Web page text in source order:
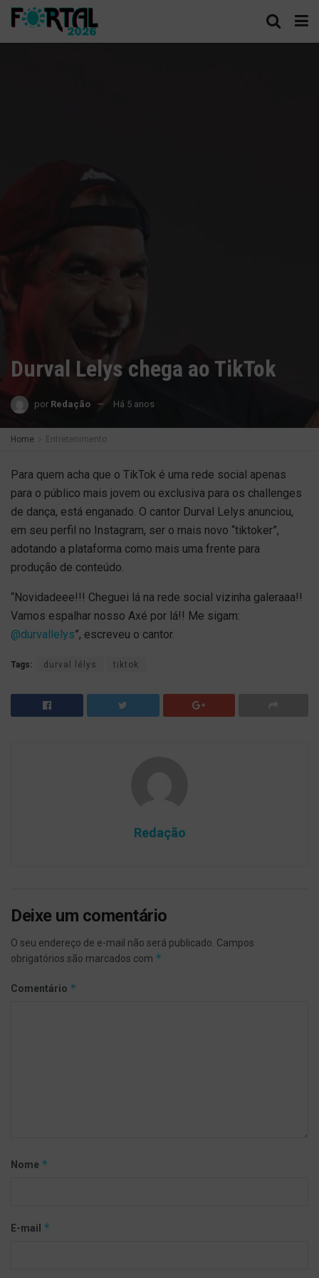
Durval Lelys chega ao TikTok
por Redação Há 5 anos
Home Entretenimento
Para quem acha que o TikTok é uma rede social apenas
para o público mais jovem ou exclusiva para os challenges
de dança, está enganado. O cantor Durval Lelys anunciou,
em seu perfil no Instagram, ser o mais novo “tiktoker”,
adotando a plataforma como mais uma frente para
produção de conteúdo.
“Novidadeee!!! Cheguei lá na rede social vizinha galeraaa!!
Vamos espalhar nosso Axé por lá!! Me sigam:
@durvallelys”, escreveu o cantor.
Tags: durval lélys tiktok
Redação
Deixe um comentário
O seu endereço de e-mail não será publicado. Campos
obrigatórios são marcados com *
Comentário *
Nome *
E-mail *